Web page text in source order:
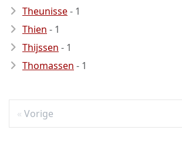
Theunisse- 1
Thien - 1
Thijssen - 1
Thomassen - 1
Vorige